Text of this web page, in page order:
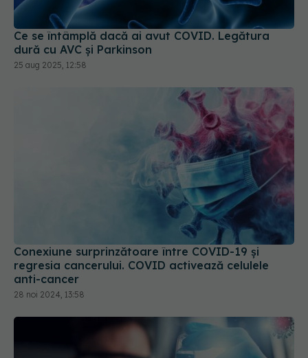
Ce se întâmplă dacă ai avut COVID. Legătura
dură cu AVC și Parkinson
25 aug 2025, 12:58
Conexiune surprinzătoare între COVID-19 și
regresia cancerului. COVID activează celulele
anti-cancer
28 noi 2024, 13:58